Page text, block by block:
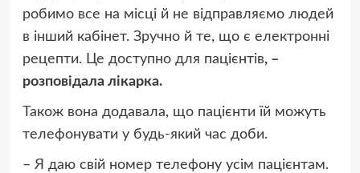
робимо все на місці й не відправляємо людей
в інший кабінет. Зручно й те, що є електронні
рецепти. Це доступно для пацієнтів, –
розповідала лікарка.
Також вона додавала, що пацієнти їй можуть
телефонувати у будь-який час доби.
– Я даю свій номер телефону усім пацієнтам.